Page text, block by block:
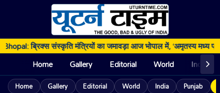
ब्रिक्स संस्कृति मंत्रियों का जमावड़ा आज भोपाल में, ‘अमृतस्य मध्य
Home Gallery Editorial World India
Home Gallery Editorial World India Punjab